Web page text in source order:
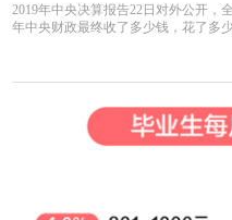
2019年中央决算报告22日对外公开，
年中央财政最终收了多少钱，花了多